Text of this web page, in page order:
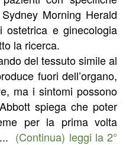
Morning Herald
ostetrica e ginecologia
la ricerca.
del tessuto simile al
fuori dell’organo,
ma i sintomi possono
spiega che poter
per la prima volta
(Continua) leggi la 2°